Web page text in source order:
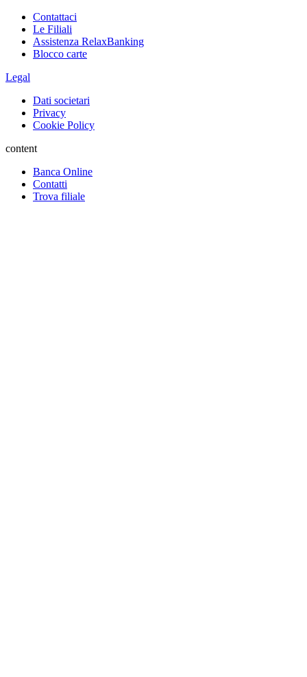
Contattaci
Le Filiali
Assistenza RelaxBanking
Blocco carte
Legal
Dati societari
Privacy
Cookie Policy
content
Banca Online
Contatti
Trova filiale